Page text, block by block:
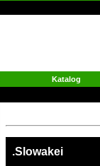
Katalog
.Slowakei